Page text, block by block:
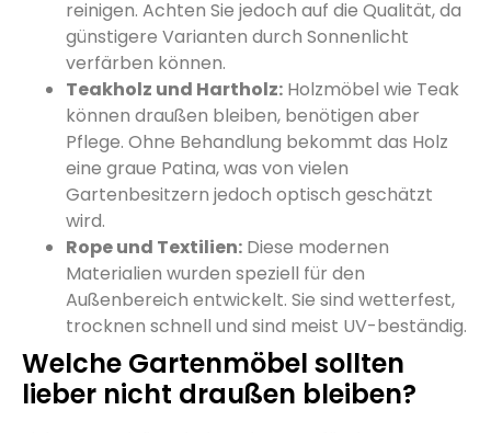
reinigen. Achten Sie jedoch auf die Qualität, da
günstigere Varianten durch Sonnenlicht
verfärben können.
Teakholz und Hartholz: Holzmöbel wie Teak
können draußen bleiben, benötigen aber
Pflege. Ohne Behandlung bekommt das Holz
eine graue Patina, was von vielen
Gartenbesitzern jedoch optisch geschätzt
wird.
Rope und Textilien: Diese modernen
Materialien wurden speziell für den
Außenbereich entwickelt. Sie sind wetterfest,
trocknen schnell und sind meist UV-beständig.
Welche Gartenmöbel sollten
lieber nicht draußen bleiben?